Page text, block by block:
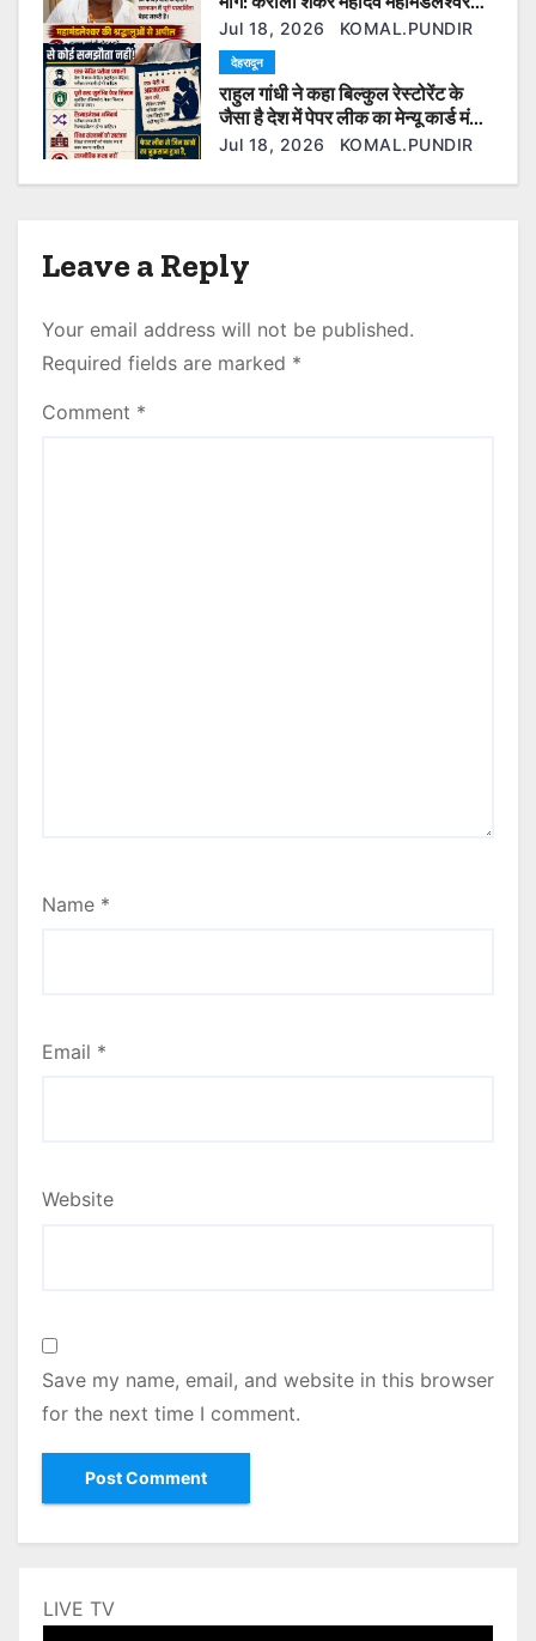
n
बोले— श्रद्धालुओं की आस्था से खिलवाड़
बर्दाश्त नहीं
Jul 18, 2026 KOMAL.PUNDIR
देहरादून
राहुल गांधी ने कहा बिल्कुल रेस्टोरेंट के
जैसा है देश में पेपर लीक का मेन्यू कार्ड मंच
पर ही रो पड़े रिया थापा के पिता।
Jul 18, 2026 KOMAL.PUNDIR
Leave a Reply
Your email address will not be published.
Required fields are marked *
Comment *
Name *
Email *
Website
Save my name, email, and website in this browser
for the next time I comment.
LIVE TV